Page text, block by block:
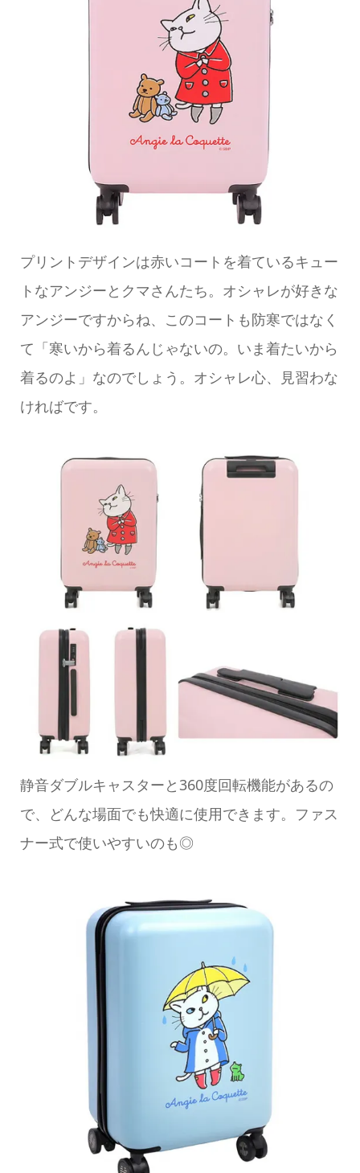
プリントデザインは赤いコートを着ているキュー
トなアンジーとクマさんたち。オシャレが好きな
アンジーですからね、このコートも防寒ではなく
て「寒いから着るんじゃないの。いま着たいから
着るのよ」なのでしょう。オシャレ心、見習わな
ければです。
静音ダブルキャスターと360度回転機能があるの
で、どんな場面でも快適に使用できます。ファス
ナー式で使いやすいのも◎